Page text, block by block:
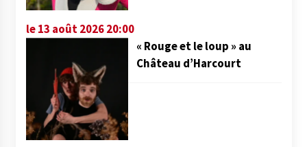
le 13 août 2026 20:00
« Rouge et le loup » au
Château d’Harcourt